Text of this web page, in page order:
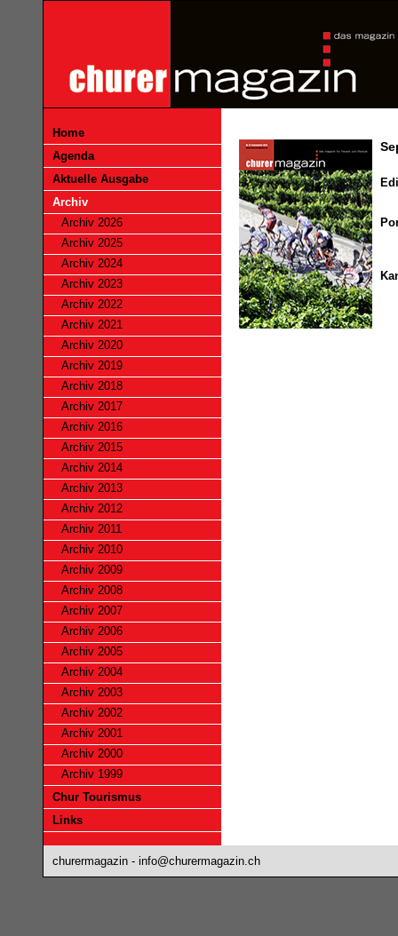
Home
Agenda
Aktuelle Ausgabe
Archiv
Archiv 2026
Archiv 2025
Archiv 2024
Archiv 2023
Archiv 2022
Archiv 2021
Archiv 2020
Archiv 2019
Archiv 2018
Archiv 2017
Archiv 2016
Archiv 2015
Archiv 2014
Archiv 2013
Archiv 2012
Archiv 2011
Archiv 2010
Archiv 2009
Archiv 2008
Archiv 2007
Archiv 2006
Archiv 2005
Archiv 2004
Archiv 2003
Archiv 2002
Archiv 2001
Archiv 2000
Archiv 1999
Chur Tourismus
Links
churermagazin - info@churermagazin.ch